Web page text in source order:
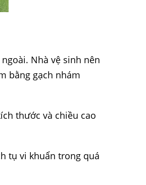
Nhà vệ sinh nên
bằng gạch nhám
thước và chiều cao
tụ vi khuẩn trong quá